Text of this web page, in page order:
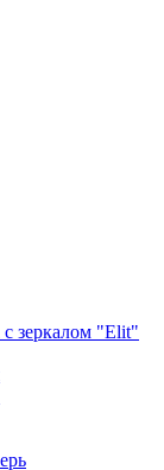
с зеркалом "Elit"